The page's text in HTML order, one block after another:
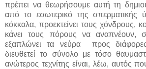
πρέπει να θεωρήσουμε αυτή τη
από το εσωτερικό της σπερματικής
κόκκαλα, προεκτείνει τους χόνδρους,
κάνει τους πόρους να αναπνέουν,
εξαπλώνει τα νεύρα προς διάφορες
διευθετεί το σύνολο με τόσο
ανώτερος τεχνίτης είναι, λέω, αυτός